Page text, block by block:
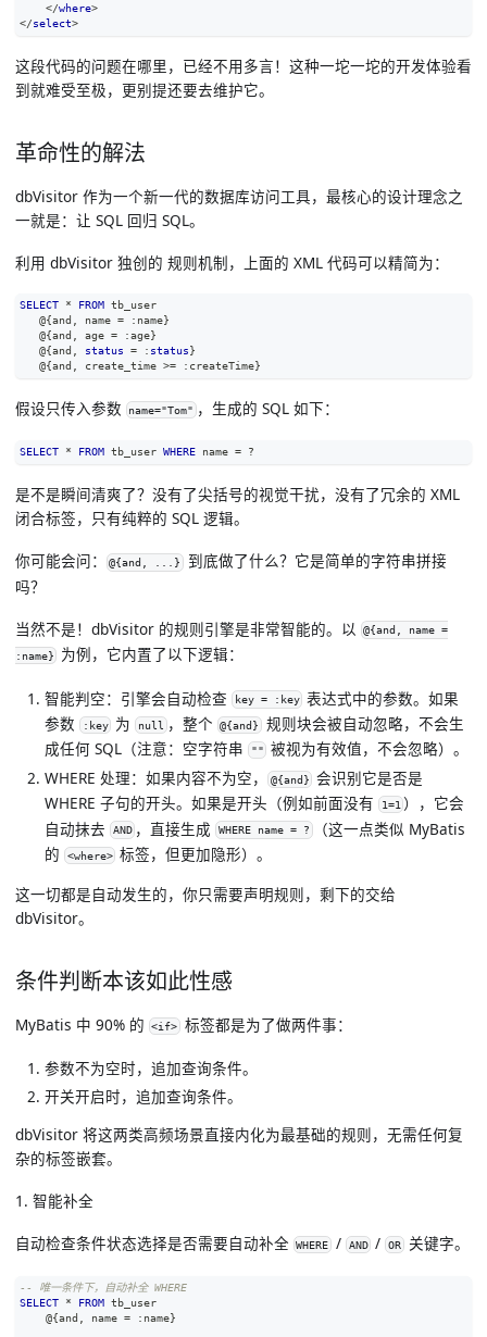
</where>
</select>
这段代码的问题在哪里，已经不用多言！这种一坨一坨的开发体验看
到就难受至极，更别提还要去维护它。
革命性的解法
dbVisitor 作为一个新一代的数据库访问工具，最核心的设计理念之
一就是： 让 SQL 回归 SQL。
利用 dbVisitor 独创的 规则机制，上面的 XML 代码可以精简为：
SELECT * FROM tb_user
   @{
and name = :name}
   @{
and age = :age}
   @{
and status = : status}
   @{
and create_time >= :createTime}
假设只传入参数 name="Tom" ，生成的 SQL 如下：
SELECT * FROM tb_user WHERE name = ?
是不是瞬间清爽了？没有了尖括号的视觉干扰，没有了冗余的 XML
闭合标签，只有纯粹的 SQL 逻辑。
你可能会问： @{and, ...}
到底做了什么？它是简单的字符串拼接
吗？
当然不是！dbVisitor 的规则引擎是非常智能的。以 @{and, name =
:name} 为例，它内置了以下逻辑：
智能判空：引擎会自动检查 key = :key 表达式中的参数。如果
参数
:key 为 null ，整个 @{and}
规则块会被自动忽略，不会生
成任何 SQL（注意：空字符串
""
被视为有效值，不会忽略）。
WHERE 处理：如果内容不为空， @{and}
会识别它是否是
WHERE 子句的开头。如果是开头（例如前面没有
1=1 ），它会
自动抹去
AND ，直接生成 WHERE name = ? （这一点类似 MyBatis
的
<where> 标签，但更加隐形）。
这一切都是自动发生的，你只需要声明规则，剩下的交给
dbVisitor。
条件判断本该如此性感
MyBatis 中 90% 的 <if> 标签都是为了做两件事：
参数不为空时，追加查询条件。
开关开启时，追加查询条件。
dbVisitor 将这两类高频场景直接内化为最基础的规则，无需任何复
杂的标签嵌套。
1. 智能补全
自动检查条件状态选择是否需要自动补全 WHERE / AND / OR 关键字。
-- 唯一条件下，自动补全 WHERE
SELECT
* FROM tb_user
    @{
and name = :name}